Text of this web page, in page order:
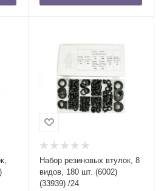
Набор резиновых втулок, 8
видов, 180 шт. (6002)
(33939) /24